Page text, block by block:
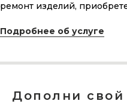
ремонт изделий,
Подробнее об услуге
Дополни свой
Скидка 10% за